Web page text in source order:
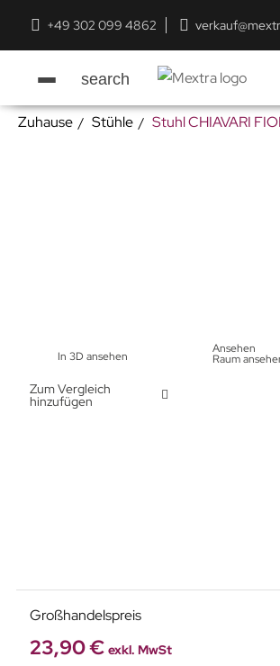
+49 302 099 4862
search
Zuhause Stühle Stuhl CHIAVARI
In 3D ansehen
Ansehen
Raum
Zum Vergleich
hinzufügen
Großhandelspreis
23,90 € exkl. MwSt